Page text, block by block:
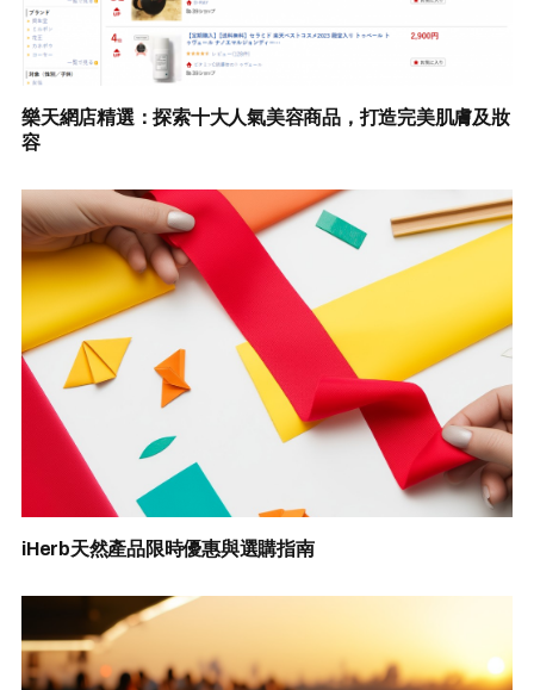
樂天網店精選：探索十大人氣美容商品，打造完美肌膚及妝
容
iHerb天然產品限時優惠與選購指南